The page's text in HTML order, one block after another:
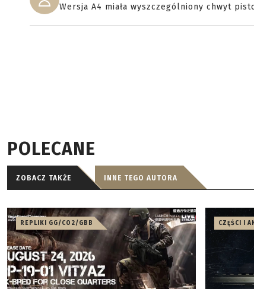
Wersja A4 miała wyszczególniony chwyt
POLECANE
ZOBACZ TAKŻE INNE TEGO AUTORA
REPLIKI GG/CO2/GBB CZĘŚCI I